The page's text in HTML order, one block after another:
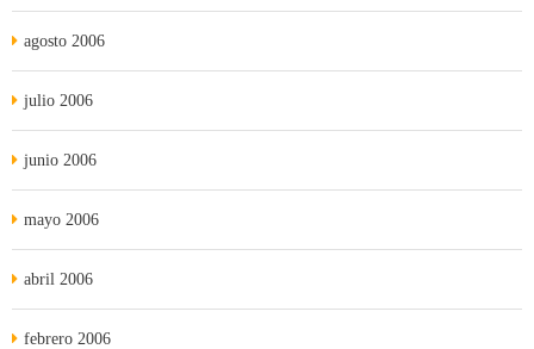
agosto 2006
julio 2006
junio 2006
mayo 2006
abril 2006
febrero 2006